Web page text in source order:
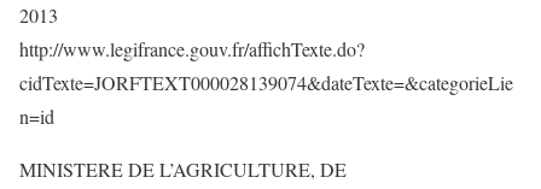
2013
http://www.legifrance.gouv.fr/affichTexte.do?
cidTexte=JORFTEXT000028139074&dateTexte=&categorieLie
n=id
MINISTERE DE L’AGRICULTURE, DE